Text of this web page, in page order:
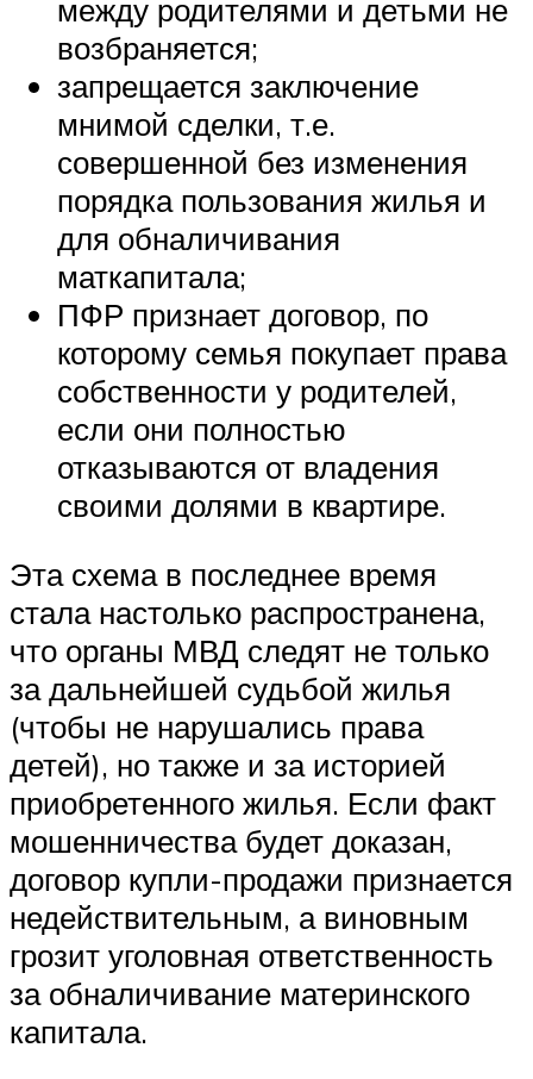
между родителями и детьми не
возбраняется;
запрещается заключение
мнимой сделки, т.е.
совершенной без изменения
порядка пользования жилья и
для обналичивания
маткапитала;
ПФР признает договор, по
которому семья покупает права
собственности у родителей,
если они полностью
отказываются от владения
своими долями в квартире.
Эта схема в последнее время
стала настолько распространена,
что органы МВД следят не только
за дальнейшей судьбой жилья
(чтобы не нарушались права
детей), но также и за историей
приобретенного жилья. Если факт
мошенничества будет доказан,
договор купли-продажи признается
недействительным, а виновным
грозит уголовная ответственность
за обналичивание материнского
капитала.